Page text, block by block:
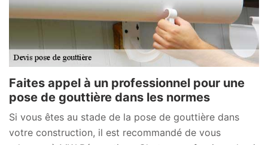
Faites appel à un professionnel pour une
pose de gouttière dans les normes
Si vous êtes au stade de la pose de gouttière dans
votre construction, il est recommandé de vous